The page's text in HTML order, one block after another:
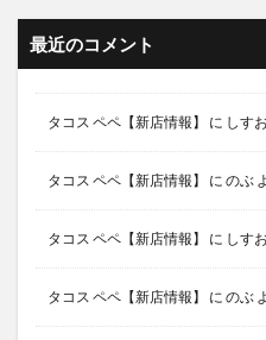
最近のコメント
タコス ペペ【新店情報】 に しすお
タコス ペペ【新店情報】 に のぶ
タコス ペペ【新店情報】 に しすお
タコス ペペ【新店情報】 に のぶ